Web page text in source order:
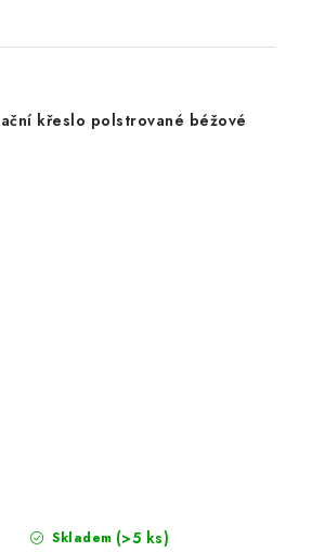
křeslo polstrované béžové
Skladem (>5 ks)